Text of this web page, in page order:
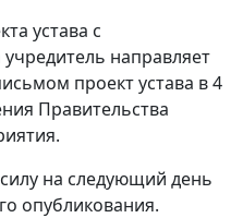
устава с
направляет
проект устава в 4
Правительства
на следующий день
опубликования.